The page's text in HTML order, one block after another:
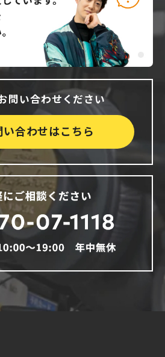
問い合わせください
い合わせはこちら